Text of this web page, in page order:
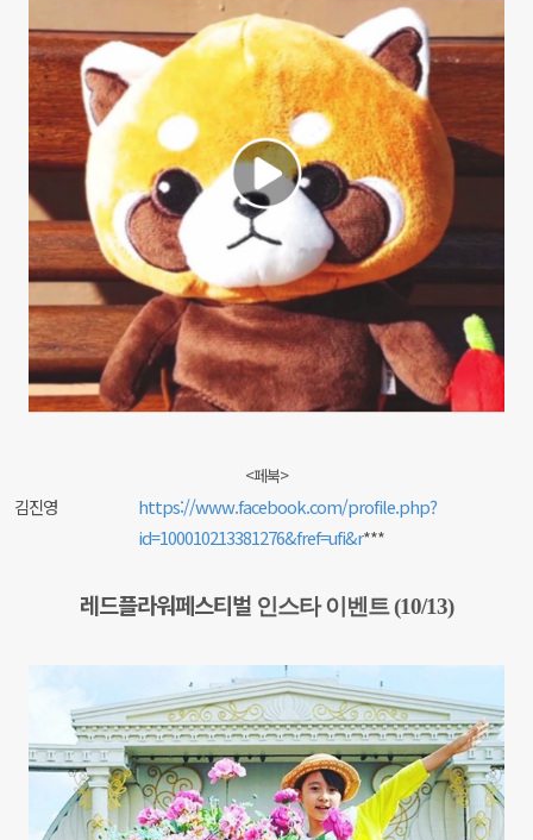
<페북>
김진영
https://www.facebook.com/profile.php?
id=100010213381276&fref=ufi&r***
레드플라워페스티벌인스타 이벤트 (10/13)